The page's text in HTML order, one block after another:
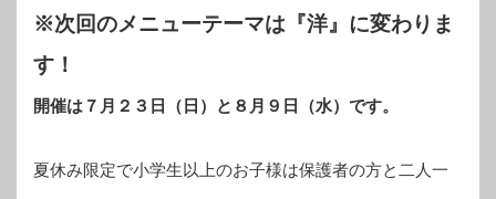
※次回のメニューテーマは『洋』に変わりま
す！
開催は７月２３日（日）と８月９日（水）です。
夏休み限定で小学生以上のお子様は保護者の方と二人一